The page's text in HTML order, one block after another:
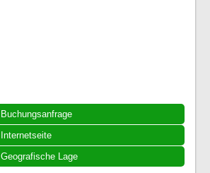
Buchungsanfrage
Internetseite
Geografische Lage